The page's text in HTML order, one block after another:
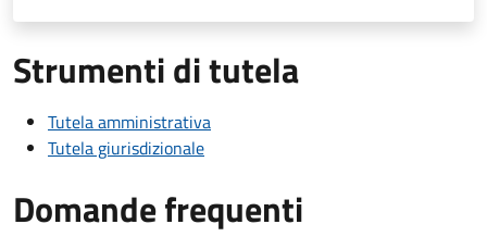
Strumenti di tutela
Tutela amministrativa
Tutela giurisdizionale
Domande frequenti